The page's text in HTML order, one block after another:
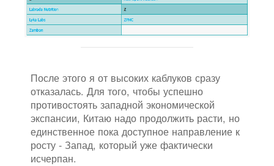
После этого я от высоких каблуков сразу
отказалась. Для того, чтобы успешно
противостоять западной экономической
экспансии, Китаю надо продолжить расти, но
единственное пока доступное направление к
росту - Запад, который уже фактически
исчерпан.